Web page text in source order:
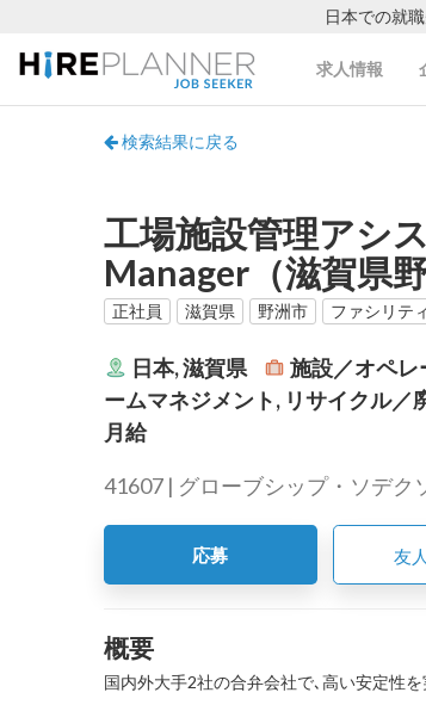
日本での就
求人情報
検索結果に戻る
工場施設管理アシ
Manager（滋賀県野
正社員 滋賀県 野洲市 ファシリテ
日本, 滋賀県
施設／オペレ
ームマネジメント, リサイクル／
月給
41607 | グローブシップ・ソデ
応募 友
概要
国内外大手2社の合弁会社で､高い安定性を